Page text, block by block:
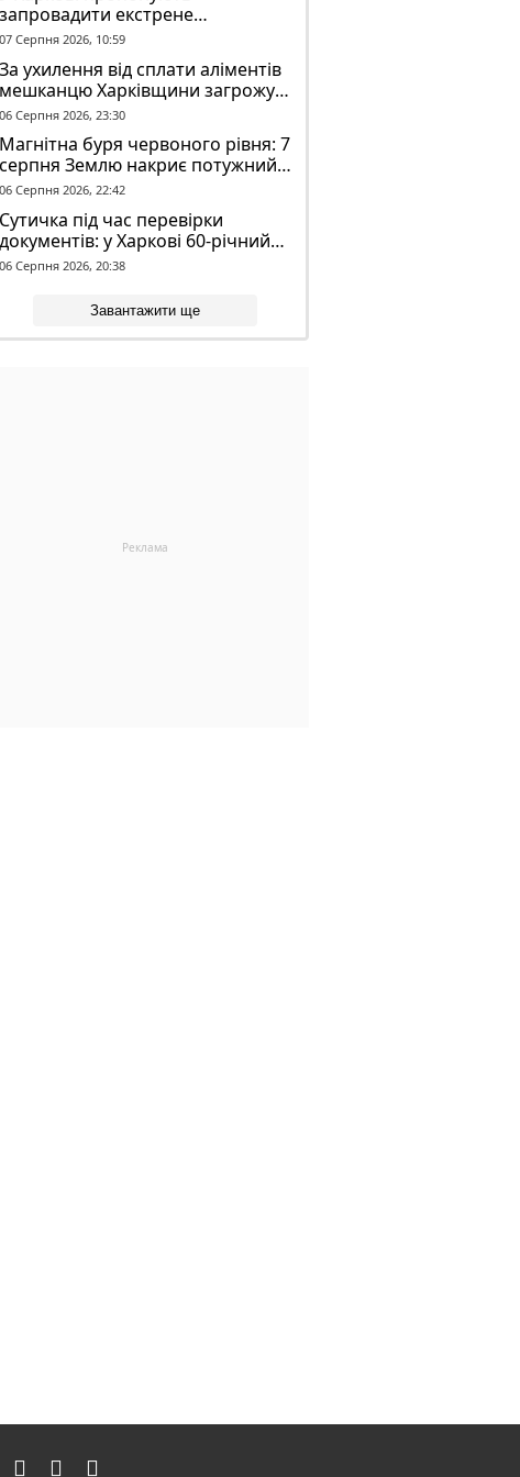
запровадити екстрене
оповіщення в трамваях і
07 Серпня 2026, 10:59
За ухилення від сплати аліментів
мешканцю Харківщини загрожує
до 2 років обмеження волі
06 Серпня 2026, 23:30
Магнітна буря червоного рівня: 7
серпня Землю накриє потужний
геомагнітний шторм
06 Серпня 2026, 22:42
Сутичка під час перевірки
документів: у Харкові 60-річний
чоловік постраждав у конфлікті з
ТЦК
06 Серпня 2026, 20:38
Завантажити ще